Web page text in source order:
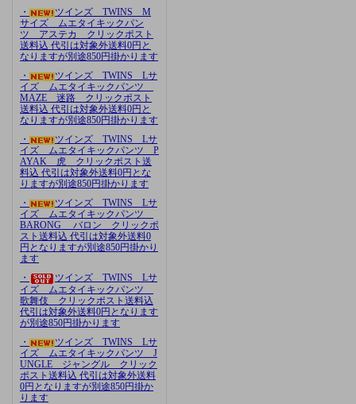
・
ツインズ TWINS M
サイズ ムエタイキックパン
ツ アステカ クリックポスト
送料込 代引は対象外送料0円と
なりますが別途850円掛かります
・
ツインズ TWINS Lサ
イズ ムエタイキックパンツ
MAZE 迷路 クリックポスト
送料込 代引は対象外送料0円と
なりますが別途850円掛かります
・
ツインズ TWINS Lサ
イズ ムエタイキックパンツ P
AYAK 虎 クリックポスト送
料込 代引は対象外送料0円とな
りますが別途850円掛かります
・
ツインズ TWINS Lサ
イズ ムエタイキックパンツ
BARONG バロン クリックポ
スト送料込 代引は対象外送料0
円となりますが別途850円掛かり
ます
・
ツインズ TWINS Lサ
イズ ムエタイキックパンツ
歌舞伎 クリックポスト送料込
代引は対象外送料0円となります
が別途850円掛かります
・
ツインズ TWINS Lサ
イズ ムエタイキックパンツ J
UNGLE ジャングル クリック
ポスト送料込 代引は対象外送料
0円となりますが別途850円掛か
ります